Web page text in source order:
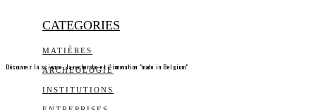
CATEGORIES
MATIÈRES
ARCHEOLOGIE
INSTITUTIONS
Découvrez la science, la recherche et l’innovation "made in Belgium"